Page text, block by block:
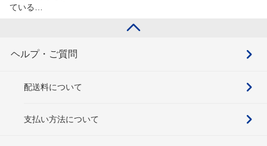
ている…
ヘルプ・ご質問
配送料について
支払い方法について